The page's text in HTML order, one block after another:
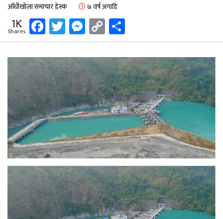
आँधीखोला समाचार डेस्क ७ वर्ष अगाडि
1K
Shares Facebook
Twitter
Messenger
Copy
Link